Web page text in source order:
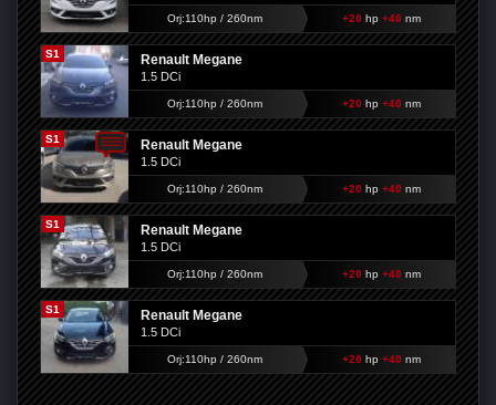
Orj:110hp / 260nm +20 hp +40 nm
S1 Renault Megane
1.5 DCi
Orj:110hp / 260nm +20 hp +40 nm
S1 Renault Megane
1.5 DCi
Orj:110hp / 260nm +20 hp +40 nm
S1 Renault Megane
1.5 DCi
Orj:110hp / 260nm +20 hp +40 nm
S1 Renault Megane
1.5 DCi
Orj:110hp / 260nm +20 hp +40 nm